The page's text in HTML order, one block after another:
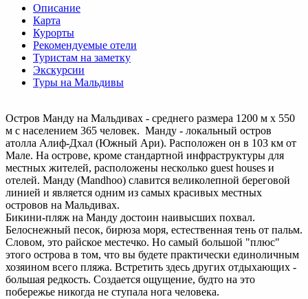
Описание
Карта
Курорты
Рекомендуемые отели
Туристам на заметку
Экскурсии
Туры на Мальдивы
Остров Манду на Мальдивах - среднего размера 1200 м х 550
м с населением 365 человек. Манду - локальный остров
атолла Алиф-Дхал (Южный Ари). Расположен он в 103 км от
Мале. На острове, кроме стандартной инфраструктуры для
местных жителей, расположены несколько guest houses и
отелей. Манду (Mandhoo) славится великолепной береговой
линией и является одним из самых красивых местных
островов на Мальдивах.
Бикини-пляж на Манду достоин наивысших похвал.
Белоснежный песок, бирюза моря, естественная тень от пальм.
Словом, это райское местечко. Но самый большой "плюс"
этого острова в том, что вы будете практически единоличным
хозяином всего пляжа. Встретить здесь других отдыхающих -
большая редкость. Создается ощущение, будто на это
побережье никогда не ступала нога человека.